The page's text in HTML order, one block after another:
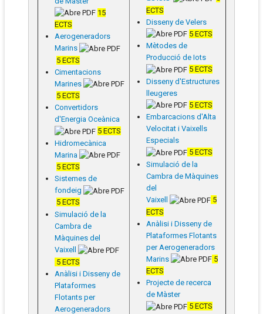
1 5
ECTS
Aerogeneradors
Marins
5 ECTS
Cimentacions
Marines
5 ECTS
Convertidors
d'Energia Oceànica
5 ECTS
Hidromecànica
Marina
5 ECTS
Sistemes de
fondeig
5 ECTS
Simulació de la
Cambra de
Màquines del
Vaixell
5 ECTS
Anàlisi i Disseny de
Plataformes
Flotants per
Aerogeneradors
ECTS
Disseny de Velers
5 ECTS
Mètodes de
Producció de Iots
5 ECTS
Disseny d'Estructures
lleugeres
5 ECTS
Embarcacions d'Alta
Velocitat i Vaixells
Especials
5 ECTS
Simulació de la
Cambra de Màquines
del
Vaixell
5
ECTS
Anàlisi i Disseny de
Plataformes Flotants
per Aerogeneradors
Marins
5
ECTS
Projecte de recerca
de Màster
5 ECTS